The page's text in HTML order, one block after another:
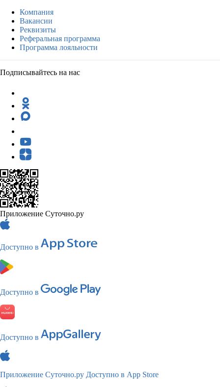
Компания
Вакансии
Реквизиты
Реферальная программа
Программа лояльности
Подписывайтесь на нас
Приложение Суточно.ру
Доступно в
Доступно в
Доступно в
Приложение Суточно.ру Доступно в App Store